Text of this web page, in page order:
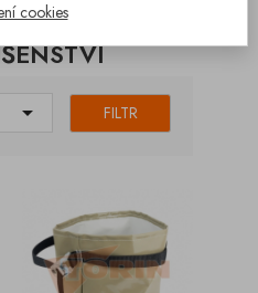
 FILTR
cookies